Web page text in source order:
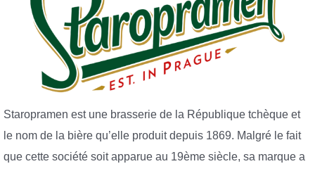
Staropramen est une brasserie de la République tchèque et
le nom de la bière qu’elle produit depuis 1869. Malgré le fait
que cette société soit apparue au 19ème siècle, sa marque a